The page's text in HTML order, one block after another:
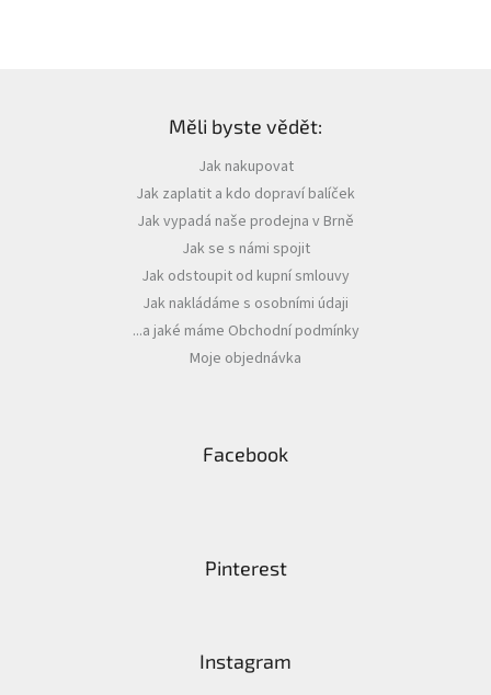
Měli byste vědět:
Jak nakupovat
Jak zaplatit a kdo dopraví balíček
Jak vypadá naše prodejna v Brně
Jak se s námi spojit
Jak odstoupit od kupní smlouvy
Jak nakládáme s osobními údaji
...a jaké máme Obchodní podmínky
Moje objednávka
Facebook
Pinterest
Instagram